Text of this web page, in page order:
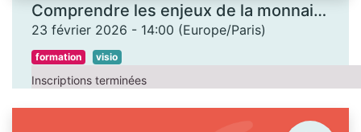
Comprendre les enjeux de la monnaie locale - EN VISIO
23 février 2026 - 14:00 (Europe/Paris)
formation visio
Inscriptions terminées